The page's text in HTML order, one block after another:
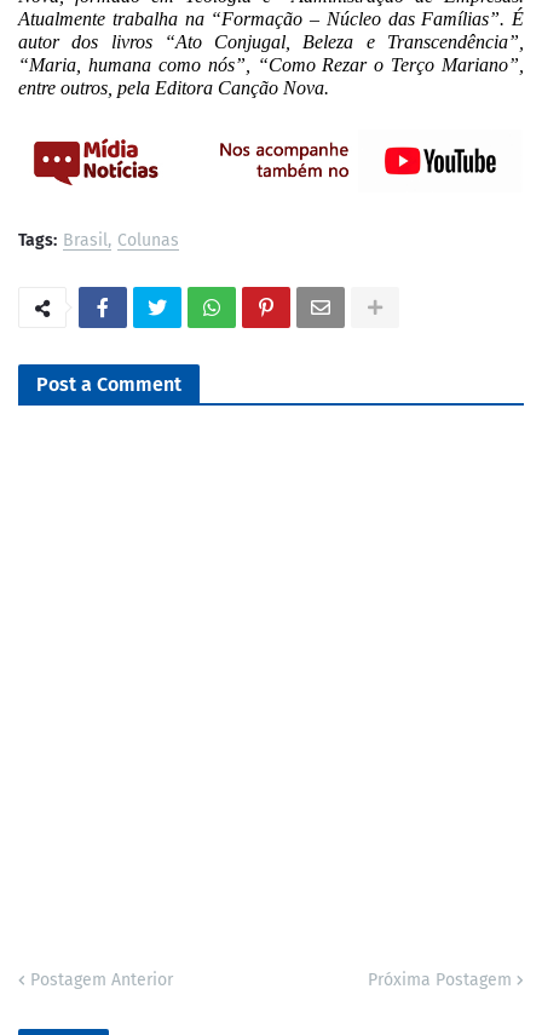
Atualmente trabalha na “Formação – Núcleo das Famílias”. É
autor dos livros “Ato Conjugal, Beleza e Transcendência”,
“Maria, humana como nós”, “Como Rezar o Terço Mariano”,
entre outros, pela Editora Canção Nova.
Tags: Brasil Colunas
Post a Comment
Postagem Anterior Próxima Postagem